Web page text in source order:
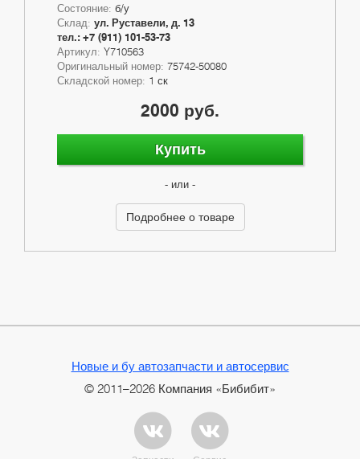
Состояние: б/у
Склад: ул. Руставели, д. 13
тел.: +7 (911) 101-53-73
Артикул: Y710563
Оригинальный номер: 75742-50080
Складской номер: 1 ск
2000 руб.
Купить
- или -
Подробнее о товаре
Новые и бу автозапчасти и автосервис
© 2011–2026 Компания «Бибибит»